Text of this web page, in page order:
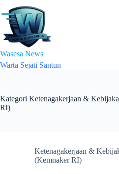
to
content
Wasesa News
Warta Sejati Santun
Kategori Ketenagakerjaan &
RI)
Ketenagakerjaan &
(Kemnaker RI)